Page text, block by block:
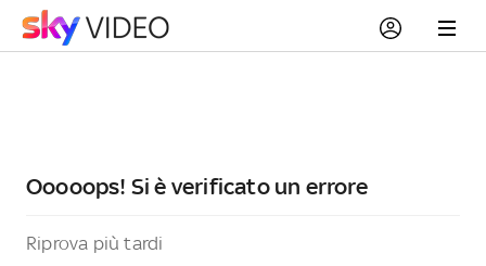
Ooooops! Si è verificato un errore
Riprova più tardi